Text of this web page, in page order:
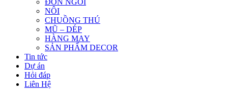
NÔI
CHUỒNG THÚ
MŨ – DÉP
HÀNG MAY
SẢN PHẨM DECOR
Tin tức
Dự án
Hỏi đáp
Liên Hệ